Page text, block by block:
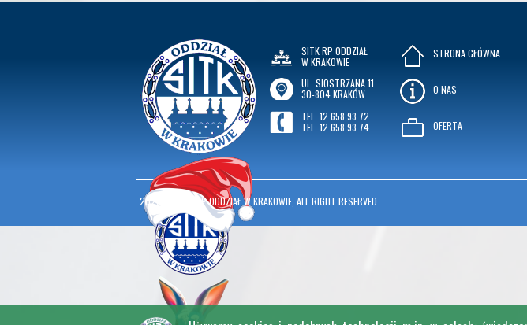
SITK RP ODDZIAŁ
W KRAKOWIE
UL. SIOSTRZANA 11
30-804 KRAKÓW
TEL. 12 658 93 72
TEL. 12 658 93 74
STRONA GŁÓWNA
O NAS
OFERTA
2026 SITK RP ODDZIAŁ W KRAKOWIE, ALL RIGHT RESERVED.